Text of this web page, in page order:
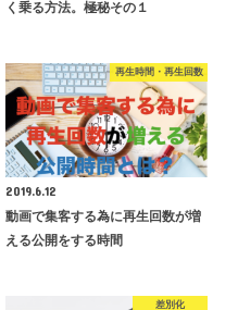
く乗る方法。極秘その１
再生時間・再生回数
2019.6.12
動画で集客する為に再生回数が増
える公開をする時間
差別化